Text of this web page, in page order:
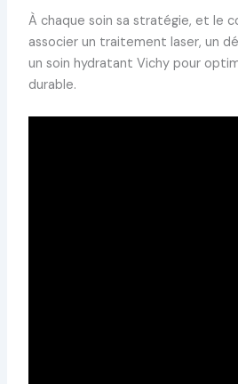
À chaque soin sa stratégie, et le
associer un traitement laser, un
un soin hydratant Vichy pour
durable.